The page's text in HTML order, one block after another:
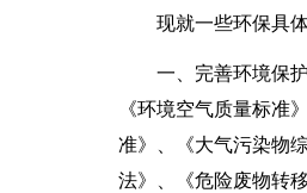
现就一些环保具
一、完善环境保
《环境空气质量标准
准》、《大气污染物
法》、《危险废物转